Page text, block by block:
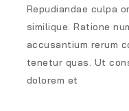
Repudiandae culpa
similique. Ratione
accusantium rerum
tenetur quas. Ut
dolorem et